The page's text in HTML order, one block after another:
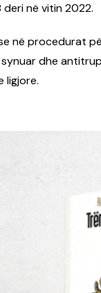
deri në vitin 2022.
në procedurat
dhe
ligjore.